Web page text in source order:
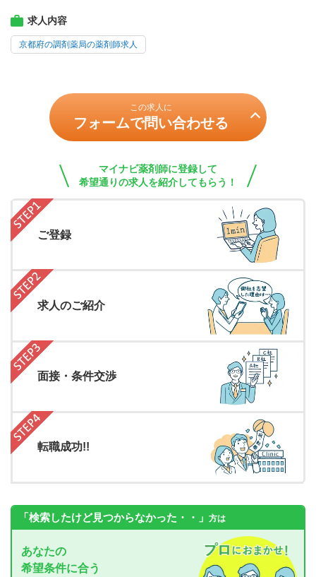
求人内容
京都府の調剤薬局の薬剤師求人
この求人に
フォームで問い合わせる
マイナビ薬剤師に登録して
希望通りの求人を紹介してもらう！
ご登録
求人のご紹介
面接・条件交渉
転職成功!!
「検索したけど見つからなかった・・」 方は
あなたの
希望条件に合う